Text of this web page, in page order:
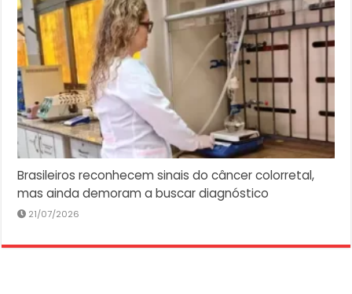
Brasileiros reconhecem sinais do câncer colorretal,
mas ainda demoram a buscar diagnóstico
21/07/2026